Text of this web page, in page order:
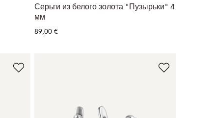
Серьги из белого золота "Пузырьки" 4
мм
89,00 €